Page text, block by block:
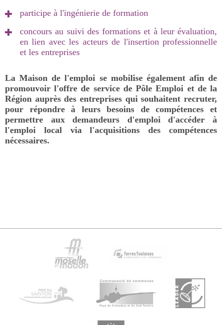
participe à l'ingénierie de formation
concours au suivi des formations et à leur évaluation,
en lien avec les acteurs de l'insertion professionnelle
et les entreprises
La Maison de l'emploi se mobilise également afin de
promouvoir l'offre de service de Pôle Emploi et de la
Région auprès des entreprises qui souhaitent recruter,
pour répondre à leurs besoins de compétences et
permettre aux demandeurs d'emploi d'accéder à
l'emploi local via l'acquisitions des compétences
nécessaires.